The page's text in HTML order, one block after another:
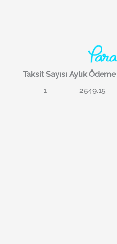
Taksit Sayısı Aylık Ödeme
1
2549.15